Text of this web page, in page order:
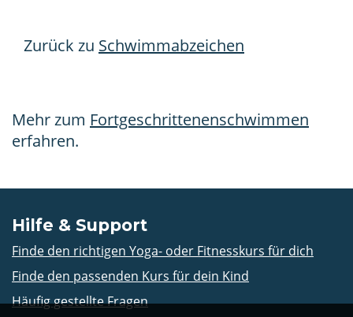
Zurück zu Schwimmabzeichen
Mehr zum Fortgeschrittenenschwimmen
erfahren.
Hilfe & Support
Finde den richtigen Yoga- oder Fitnesskurs für dich
Finde den passenden Kurs für dein Kind
Häufig gestellte Fragen